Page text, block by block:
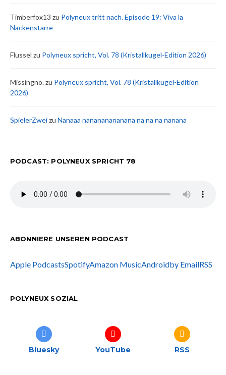
Timberfox13 zu Polyneux tritt nach. Episode 19: Viva la
Nackenstarre
Flussel zu Polyneux spricht, Vol. 78 (Kristallkugel-Edition 2026)
Missingno.zu Polyneux spricht, Vol. 78 (Kristallkugel-Edition
2026)
SpielerZweizu Nanaaa nanananananana na na na nanana
PODCAST: POLYNEUX SPRICHT 78
ABONNIERE UNSEREN PODCAST
Apple PodcastsSpotifyAmazon MusicAndroidby EmailRSS
POLYNEUX SOZIAL
Bluesky YouTube RSS